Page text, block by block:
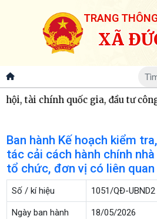
TRANG
XÃ
tài chính quốc gia, đầu tư
Ban hành Kế hoạch kiểm
tác cải cách hành chính
tổ chức, đơn vị có liên
Số / kí hiệu 1051/QĐ-UBND2
Ngày ban hành 18/05/2026